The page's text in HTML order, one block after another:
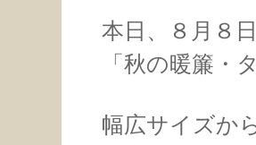
本日、８月８
「秋の暖簾・
幅広サイズか